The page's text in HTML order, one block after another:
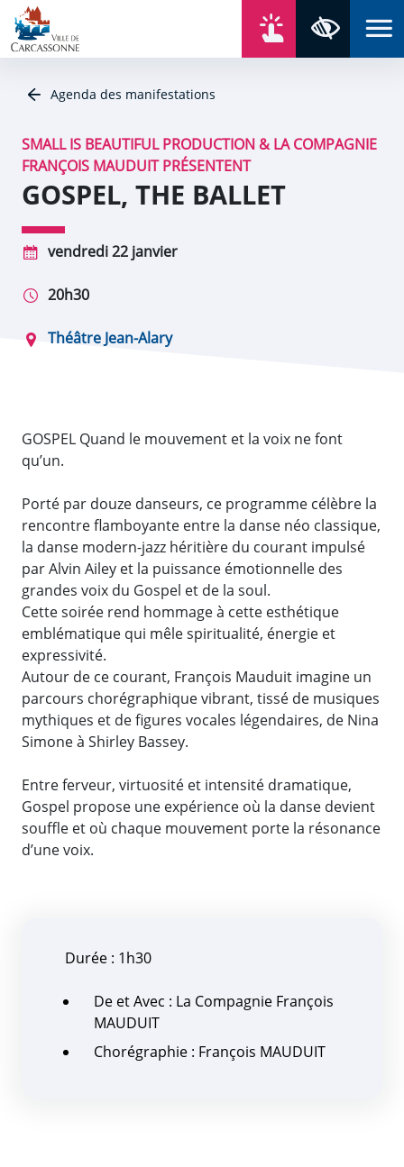
Aller au contenu
Aller au menu
Aller au plan du site
Aller à la recherche
Agenda des manifestations
SMALL IS BEAUTIFUL PRODUCTION & LA COMPAGNIE
FRANÇOIS MAUDUIT PRÉSENTENT
GOSPEL, THE BALLET
vendredi 22 janvier
20h30
Théâtre Jean-Alary
GOSPEL Quand le mouvement et la voix ne font
qu’un.
Porté par douze danseurs, ce programme célèbre la
rencontre flamboyante entre la danse néo classique,
la danse modern-jazz héritière du courant impulsé
par Alvin Ailey et la puissance émotionnelle des
grandes voix du Gospel et de la soul.
Cette soirée rend hommage à cette esthétique
emblématique qui mêle spiritualité, énergie et
expressivité.
Autour de ce courant, François Mauduit imagine un
parcours chorégraphique vibrant, tissé de musiques
mythiques et de figures vocales légendaires, de Nina
Simone à Shirley Bassey.
Entre ferveur, virtuosité et intensité dramatique,
Gospel propose une expérience où la danse devient
souffle et où chaque mouvement porte la résonance
d’une voix.
Durée : 1h30
De et Avec : La Compagnie François
MAUDUIT
Chorégraphie : François MAUDUIT
Panneau de gestion des cookies